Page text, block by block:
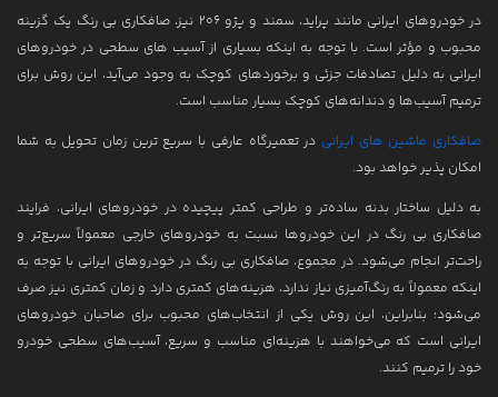
در خودروهای ایرانی مانند پراید، سمند و پژو ۲۰۶ نیز، صافکاری بی رنگ یک گزینه
محبوب و مؤثر است. با توجه به اینکه بسیاری از آسیب های سطحی در خودروهای
ایرانی به دلیل تصادفات جزئی و برخوردهای کوچک به وجود می‌آید، این روش برای
ترمیم آسیب‌ها و دندانه‌های کوچک بسیار مناسب است.
صافکاری ماشین های ایرانی در تعمیرگاه عارفی با سریع ترین زمان تحویل به شما
امکان پذیر خواهد بود.
به دلیل ساختار بدنه ساده‌تر و طراحی کمتر پیچیده در خودروهای ایرانی، فرایند
صافکاری بی رنگ در این خودروها نسبت به خودروهای خارجی معمولاً سریع‌تر و
راحت‌تر انجام می‌شود. در مجموع، صافکاری بی رنگ در خودروهای ایرانی با توجه به
اینکه معمولاً به رنگ‌آمیزی نیاز ندارد، هزینه‌های کمتری دارد و زمان کمتری نیز صرف
می‌شود؛ بنابراین، این روش یکی از انتخاب‌های محبوب برای صاحبان خودروهای
ایرانی است که می‌خواهند با هزینه‌ای مناسب و سریع، آسیب‌های سطحی خودرو
خود را ترمیم کنند.